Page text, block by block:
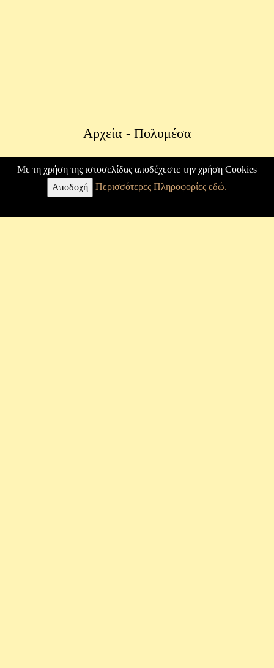
Αρχεία - Πολυμέσα
Φωτογραφικό Αρχείο
Κ. Καραθεοδωρή
Με τη χρήση της ιστοσελίδας αποδέχεστε την χρήση Cookies
Αποδοχή
Περισσότερες Πληροφορίες εδώ.